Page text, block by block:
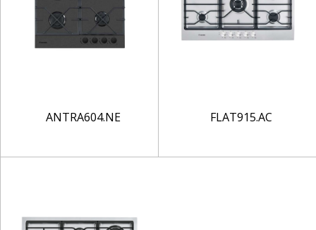
ANTRA604.NE FLAT915.AC